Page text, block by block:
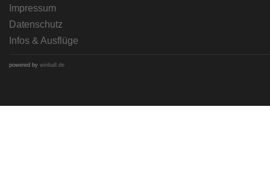
Impressum
Datenschutz
Infos & Ausflüge
powered by winball.de